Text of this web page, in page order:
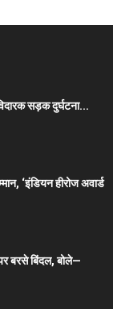
सड़क दुर्घटना...
‘इंडियन हीरोज अवार्ड
बरसे बिंदल, बोले—